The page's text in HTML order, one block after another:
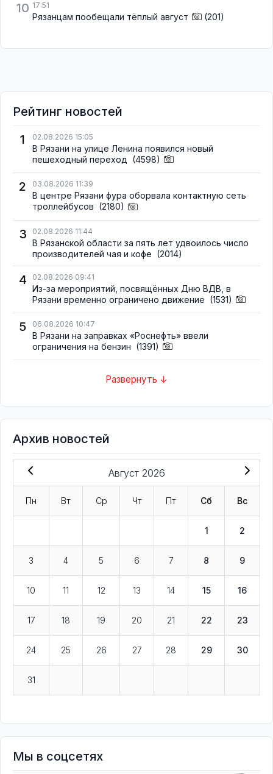
10 17:51
Рязанцам пообещали тёплый август (201)
Рейтинг новостей
1
02.08.2026 15:05
В Рязани на улице Ленина появился новый
пешеходный переход (4598)
2 03.08.2026 11:39
В центре Рязани фура оборвала контактную сеть
троллейбусов (2180)
3 02.08.2026 11:44
В Рязанской области за пять лет удвоилось число
производителей чая и кофе (2014)
4 02.08.2026 09:41
Из-за мероприятий, посвящённых Дню ВДВ, в
Рязани временно ограничено движение (1531)
5 06.08.2026 10:47
В Рязани на заправках «Роснефть» ввели
ограничения на бензин (1391)
Развернуть ↓
Архив новостей
Август 2026
Пн Вт Ср Чт Пт Сб Вс
1 2
3 4 5 6 7 8 9
10 11 12 13 14 15 16
17 18 19 20 21 22 23
24 25 26 27 28 29 30
31
Мы в соцсетях